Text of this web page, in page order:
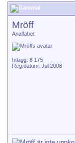
Mröff
Analfabet
Inlägg: 8 175
Reg.datum: Jul 2008